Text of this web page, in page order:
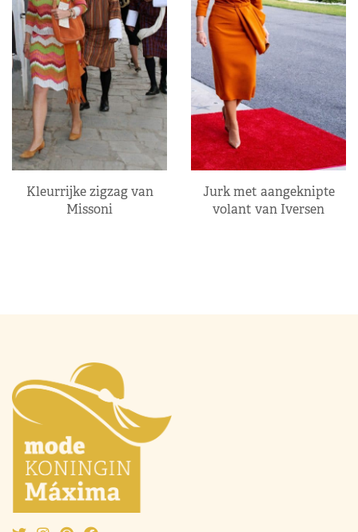
Kleurrijke zigzag van
Missoni
Jurk met aangeknipte
volant van Iversen